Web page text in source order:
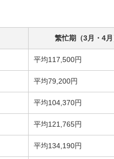
繁忙期（3月・4月
平均117,500円
平均79,200円
平均104,370円
平均121,765円
平均134,190円